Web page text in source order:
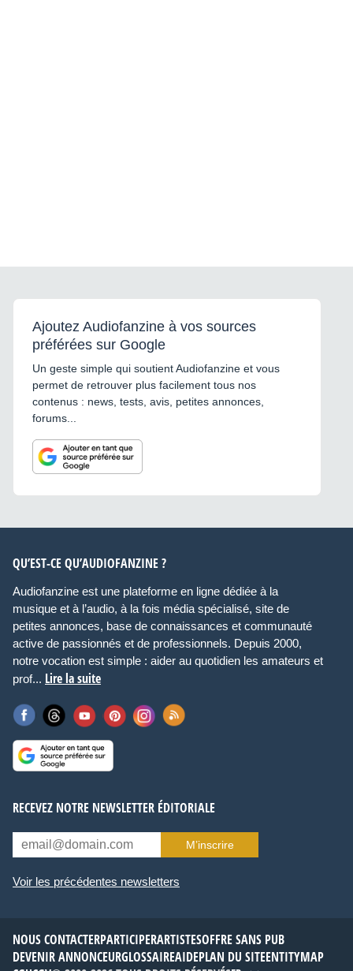
Ajoutez Audiofanzine à vos sources
préférées sur Google
Un geste simple qui soutient Audiofanzine et vous
permet de retrouver plus facilement tous nos
contenus : news, tests, avis, petites annonces,
forums...
QU’EST-CE QU’AUDIOFANZINE ?
Audiofanzine est une plateforme en ligne dédiée à la
musique et à l’audio, à la fois média spécialisé, site de
petites annonces, base de connaissances et communauté
active de passionnés et de professionnels. Depuis 2000,
notre vocation est simple : aider au quotidien les amateurs et
prof... Lire la suite
RECEVEZ NOTRE NEWSLETTER ÉDITORIALE
M’inscrire
Voir les précédentes newsletters
NOUS CONTACTERPARTICIPERARTISTESOFFRE SANS PUB
DEVENIR ANNONCEURGLOSSAIREAIDEPLAN DU SITEENTITYMAP